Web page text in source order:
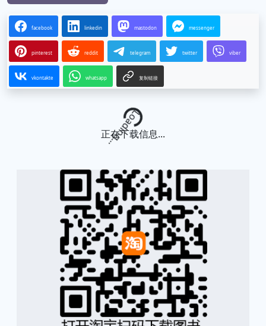
facebook linkedin mastodon messenger
pinterest reddit telegram twitter viber
vkontakte whatsapp 复制链接
Loading...
正在下载信息...